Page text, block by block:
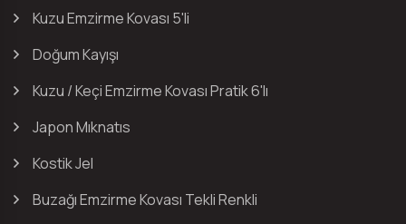
Kuzu Emzirme Kovası 5'li
Doğum Kayışı
Kuzu / Keçi Emzirme Kovası Pratik 6'lı
Japon Mıknatıs
Kostik Jel
Buzağı Emzirme Kovası Tekli Renkli